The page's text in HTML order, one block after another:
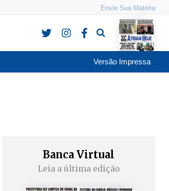
Envie Sua Matéria
Pesquisa
Versão Impressa
Banca Virtual
Leia a última edição